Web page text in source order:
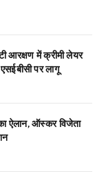
आरक्षण में क्रीमी लेयर
पर लागू
ऐलान, ऑस्कर विजेता